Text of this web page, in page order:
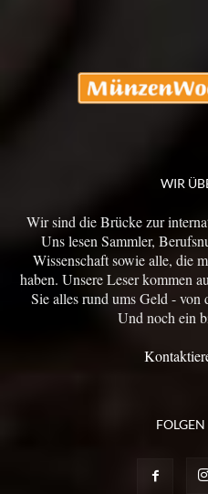
WIR
Wir sind die Brücke zur
Uns lesen Sammler,
Wissenschaft sowie alle, die
haben. Unsere Leser kommen
Sie alles rund ums Geld -
Und noch ein
FOLGEN